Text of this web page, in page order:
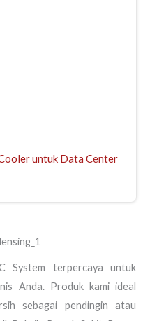
untuk Data Center
System terpercaya untuk
Anda. Produk kami ideal
sebagai pendingin atau